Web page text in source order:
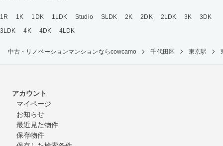
1R 1K 1DK 1LDK Studio SLDK 2K 2DK 2LDK 3K
3DK
3LDK
4K 4DK 4LDK
中古・リノベーションマンションならcowcamo 千代田区 東京駅
アカウント
マイページ
お知らせ
最近見た物件
保存物件